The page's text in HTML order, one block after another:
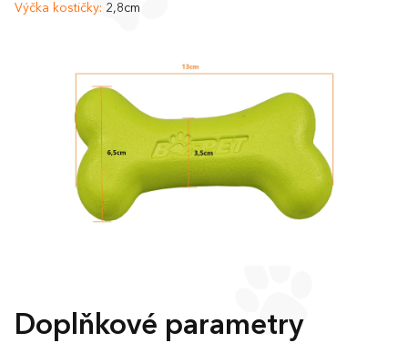
Výčka kostičky: 2,8cm
Doplňkové parametry